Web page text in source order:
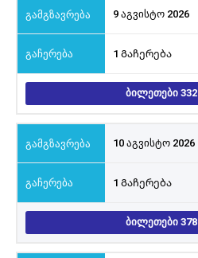
9 აგვისტო 2026
1 Გაჩერება
ᲑᲘᲚᲔᲗᲔᲑᲘ 332
10 აგვისტო 2026
1 Გაჩერება
ᲑᲘᲚᲔᲗᲔᲑᲘ 378